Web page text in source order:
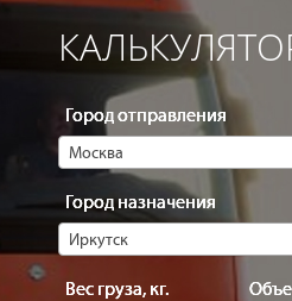
Город отправления
Москва
Город назначения
Иркутск
Вес груза, кг.